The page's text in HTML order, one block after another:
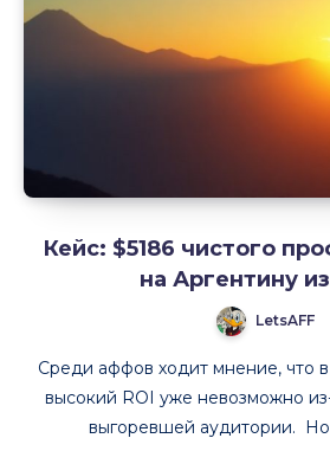
Кейс: $5186 чистого
на Аргентину
LetsAFF
Среди аффов ходит мнение, что в
высокий ROI уже невозможно
выгоревшей аудитории.